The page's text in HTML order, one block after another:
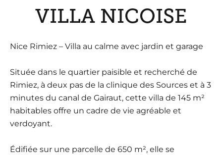
VILLA NICOISE
Nice Rimiez – Villa au calme avec jardin et garage
Située dans le quartier paisible et recherché de
Rimiez, à deux pas de la clinique des Sources et à 3
minutes du canal de Gairaut, cette villa de 145 m²
habitables offre un cadre de vie agréable et
verdoyant.
Édifiée sur une parcelle de 650 m², elle se